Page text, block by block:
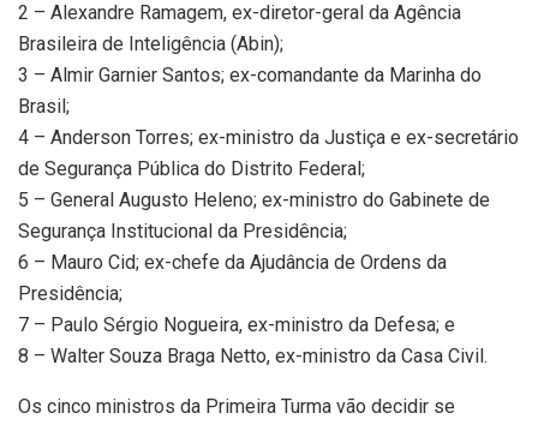
2 – Alexandre Ramagem, ex-diretor-geral da Agência
Brasileira de Inteligência (Abin);
3 – Almir Garnier Santos; ex-comandante da Marinha do
Brasil;
4 – Anderson Torres; ex-ministro da Justiça e ex-secretário
de Segurança Pública do Distrito Federal;
5 – General Augusto Heleno; ex-ministro do Gabinete de
Segurança Institucional da Presidência;
6 – Mauro Cid; ex-chefe da Ajudância de Ordens da
Presidência;
7 – Paulo Sérgio Nogueira, ex-ministro da Defesa; e
8 – Walter Souza Braga Netto, ex-ministro da Casa Civil.
Os cinco ministros da Primeira Turma vão decidir se